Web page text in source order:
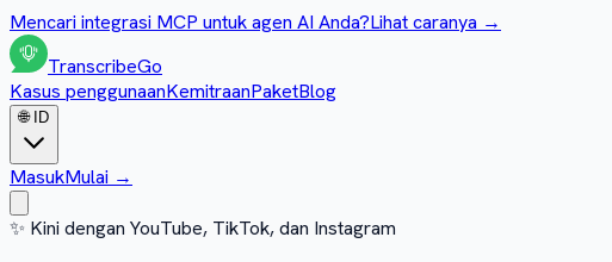
Mencari integrasi MCP untuk agen AI Anda?Lihat caranya →
TranscribeGo
Kasus penggunaanKemitraanPaketBlog
🌐 ID
MasukMulai →
✨ Kini dengan YouTube, TikTok, dan Instagram